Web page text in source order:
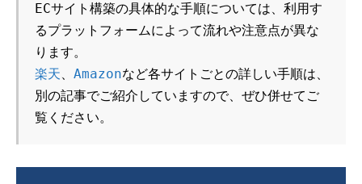
ECサイト構築の具体的な手順については、利用す
るプラットフォームによって流れや注意点が異な
ります。
楽天、 Amazonなど各サイトごとの詳しい手順は、
別の記事でご紹介していますので、ぜひ併せてご
覧ください。